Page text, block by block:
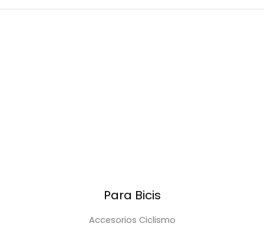
Para Bicis
Accesorios Ciclismo